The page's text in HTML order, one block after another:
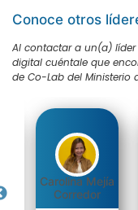
Conoce otros
Al contactar a un(a)
digital cuéntale que
de Co-Lab del Ministerio
Carolina Mejía
Corredor